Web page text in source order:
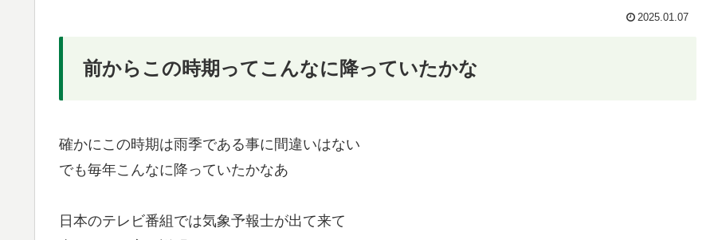
2025.01.07
前からこの時期ってこんなに降っていたかな
確かにこの時期は雨季である事に間違いはない
でも毎年こんなに降っていたかなあ
日本のテレビ番組では気象予報士が出て来て